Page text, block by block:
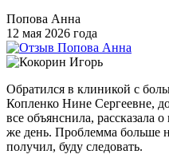
Попова Анна
12 мая 2026 года
Обратился в клиникой с
Копленко Нине Сергеевне,
все объянснила, рассказала
же день. Проблемма больше
получил, буду следовать.